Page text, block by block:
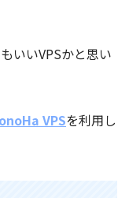
いいVPSかと思い
VPSを利用し